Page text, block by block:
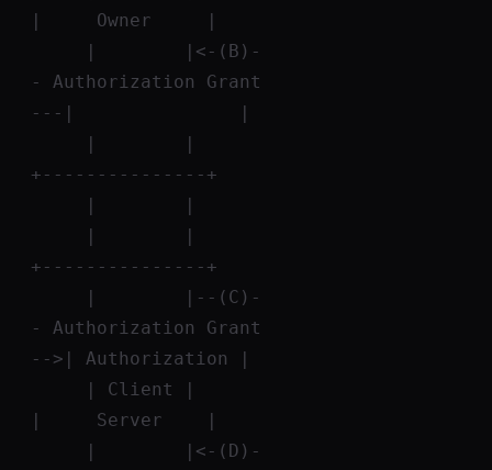
|     Owner     |
- Authorization Grant
---|               |
+---------------+
     |        |
+---------------+
- Authorization Grant
-->| Authorization |
|     Server    |